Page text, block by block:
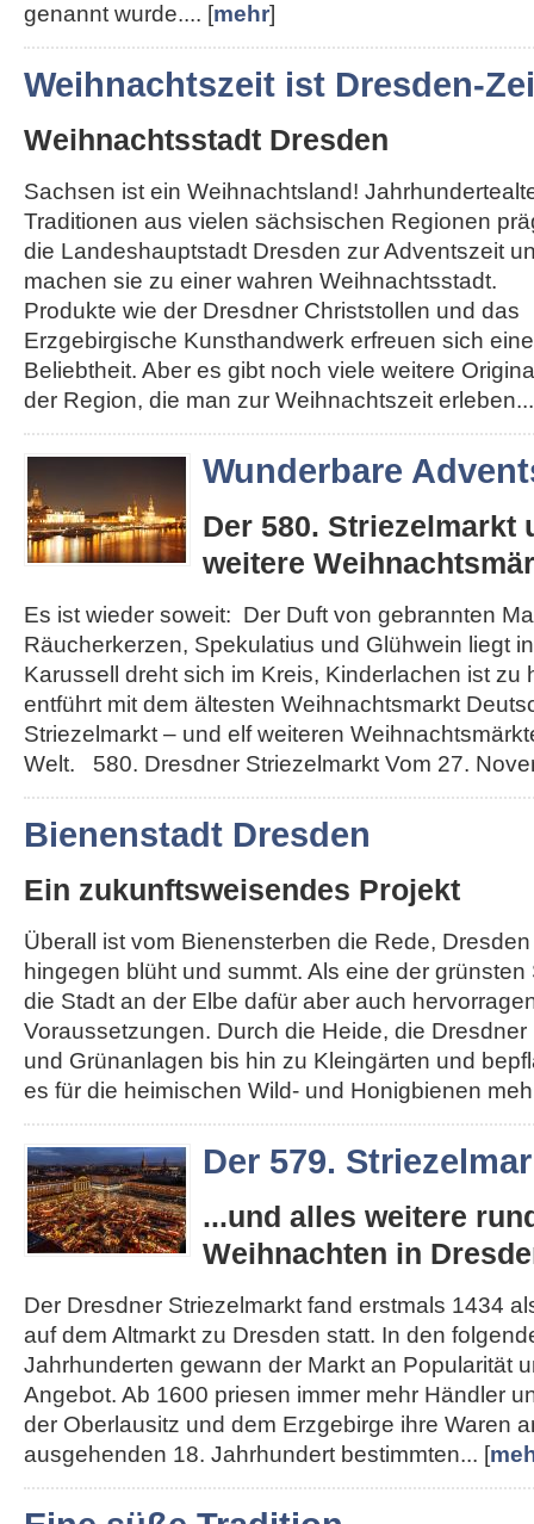
genannt wurde.... [mehr]
Weihnachtszeit ist Dresden-
Weihnachtsstadt Dresden
Sachsen ist ein Weihnachtsland!
Traditionen aus vielen sächsischen Regionen
die Landeshauptstadt Dresden zur Adventszeit
machen sie zu einer wahren Weihnachtsstadt.
Produkte wie der Dresdner Christstollen und das
Erzgebirgische Kunsthandwerk erfreuen sich
Beliebtheit. Aber es gibt noch viele weitere
der Region, die man zur Weihnachtszeit
Wunderbare
Der 580. Striezelmarkt
weitere
Es ist wieder soweit: Der Duft von gebrannten
Räucherkerzen, Spekulatius und Glühwein liegt
Karussell dreht sich im Kreis, Kinderlachen ist zu
entführt mit dem ältesten Weihnachtsmarkt
Striezelmarkt – und elf weiteren
Welt. 580. Dresdner Striezelmarkt Vom 27.
Bienenstadt Dresden
Ein zukunftsweisendes Projekt
Überall ist vom Bienensterben die Rede, Dresden
hingegen blüht und summt. Als eine der
die Stadt an der Elbe dafür aber auch
Voraussetzungen. Durch die Heide, die
und Grünanlagen bis hin zu Kleingärten und
es für die heimischen Wild- und Honigbienen
Der 579.
...und alles weitere
Weihnachten in
Der Dresdner Striezelmarkt fand erstmals 1434
auf dem Altmarkt zu Dresden statt. In den
Jahrhunderten gewann der Markt an Popularität
Angebot. Ab 1600 priesen immer mehr Händler
der Oberlausitz und dem Erzgebirge ihre Waren
ausgehenden 18. Jahrhundert bestimmten... [